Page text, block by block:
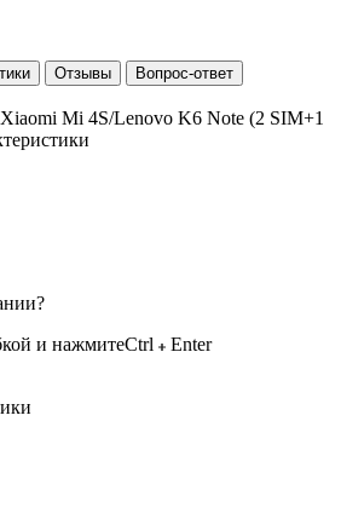
Отзывы Вопрос-ответ
Mi 4S/Lenovo K6 Note (2 SIM+1
и нажмитеCtrl
Enter